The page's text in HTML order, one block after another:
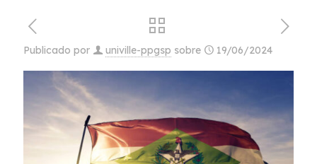
Publicado por univille-ppgsp sobre 19/06/2024